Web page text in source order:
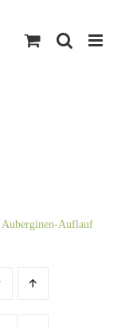
Auberginen-Auflauf